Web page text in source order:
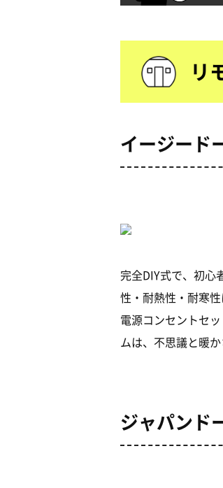
リ
イージード
完全DIY式で、初心
性・耐熱性・耐寒
電源コンセントセ
ムは、不思議と暖
ジャパンド